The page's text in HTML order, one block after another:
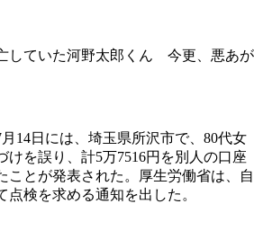
していた河野太郎くん 今更、悪あが
14日には、埼玉県所沢市で、80代女
けを誤り、計5万7516円を別人の口座
ことが発表された。厚生労働省は、自
検を求める通知を出した。